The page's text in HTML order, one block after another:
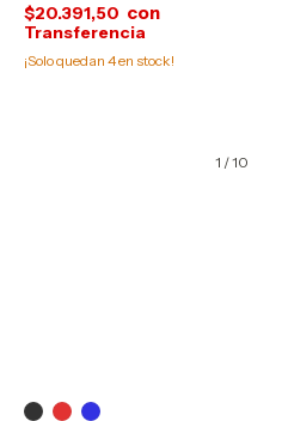
$20.391,50 con
¡Solo quedan 4en stock!
1 /10